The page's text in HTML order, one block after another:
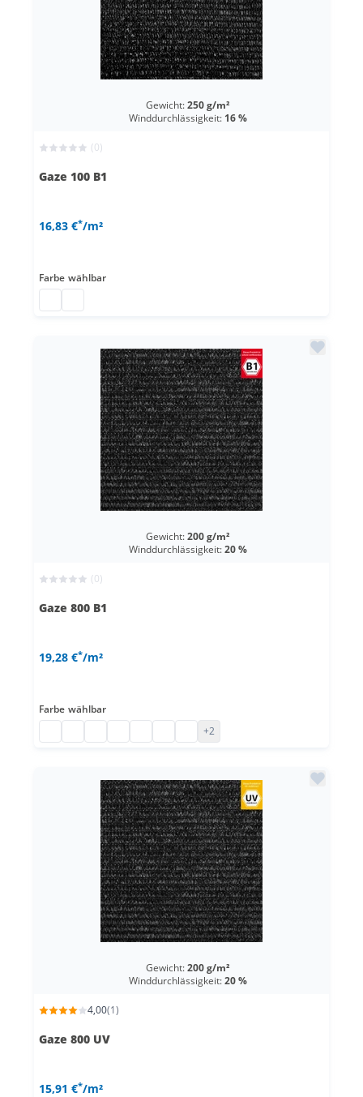
Gewicht:250 g/m²
Winddurchlässigkeit: 16 %
(0)
Gaze 100 B1
16,83 €*/m²
Farbe wählbar
Gewicht:200 g/m²
Winddurchlässigkeit:20 %
(0)
Gaze 800 B1
19,28 €*/m²
Farbe wählbar
Kunststoffnetz PE nach Maß
Kunststoffnetz PE nach Maß
Kunststoffnetz PE nach Maß
Kunststoffnetz PE nach Maß
Kunststoffnetz PE nach Maß
+2
Gewicht:200 g/m²
Winddurchlässigkeit:20 %
4,00(1)
Gaze 800 UV
15,91 €*/m²